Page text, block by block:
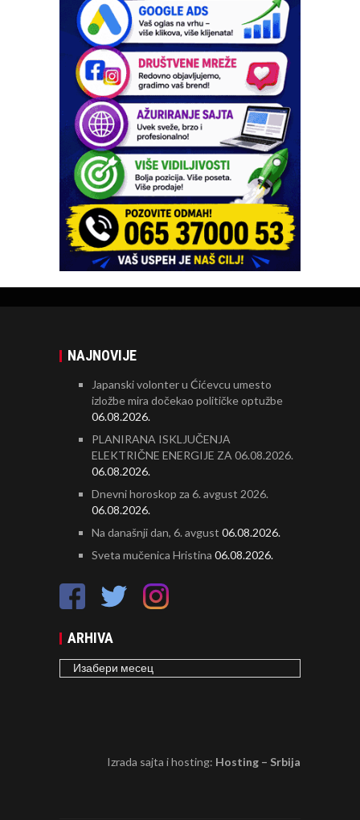
NAJNOVIJE
Japanski volonter u Ćićevcu umesto
izložbe mira dočekao političke optužbe
06.08.2026.
PLANIRANA ISKLJUČENJA
ELEKTRIČNE ENERGIJE ZA 06.08.2026.
06.08.2026.
Dnevni horoskop za 6. avgust 2026.
06.08.2026.
Na današnji dan, 6. avgust 06.08.2026.
Sveta mučenica Hristina 06.08.2026.
ARHIVA
ARHIVA
Izrada sajta i hosting: Hosting – Srbija